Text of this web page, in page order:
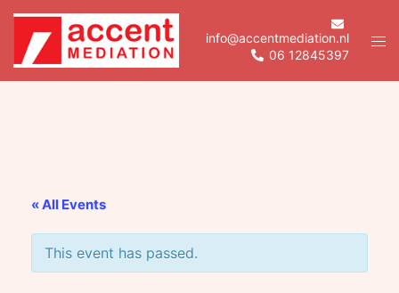
Skip
content
info@accentmediation.nl
06 12845397
« All Events
This event has passed.